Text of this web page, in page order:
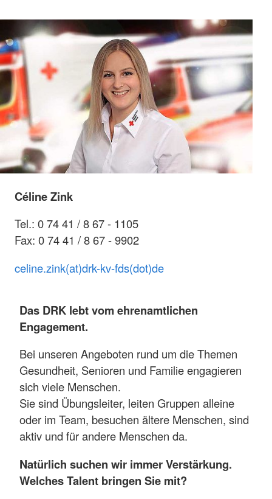
Céline Zink
Tel.: 0 74 41 / 8 67 - 1105
Fax: 0 74 41 / 8 67 - 9902
celine.zink(at)drk-kv-fds(dot)de
Das DRK lebt vom ehrenamtlichen
Engagement.
Bei unseren Angeboten rund um die Themen
Gesundheit, Senioren und Familie engagieren
sich viele Menschen.
Sie sind Übungsleiter, leiten Gruppen alleine
oder im Team, besuchen ältere Menschen, sind
aktiv und für andere Menschen da.
Natürlich suchen wir immer Verstärkung.
Welches Talent bringen Sie mit?